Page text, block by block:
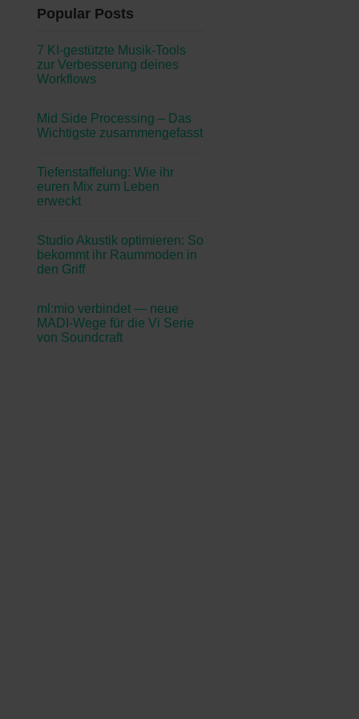
Popular Posts
7 KI-gestützte Musik-Tools
zur Verbesserung deines
Workflows
Mid Side Processing – Das
Wichtigste zusammengefasst
Tiefenstaffelung: Wie ihr
euren Mix zum Leben
erweckt
Studio Akustik optimieren: So
bekommt ihr Raummoden in
den Griff
ml:mio verbindet — neue
MADI-Wege für die Vi Serie
von Soundcraft